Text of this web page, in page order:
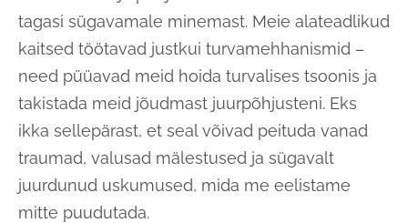
tagasi sügavamale minemast. Meie alateadlikud
kaitsed töötavad justkui turvamehhanismid –
need püüavad meid hoida turvalises tsoonis ja
takistada meid jõudmast juurpõhjusteni. Eks
ikka sellepärast, et seal võivad peituda vanad
traumad, valusad mälestused ja sügavalt
juurdunud uskumused, mida me eelistame
mitte puudutada.